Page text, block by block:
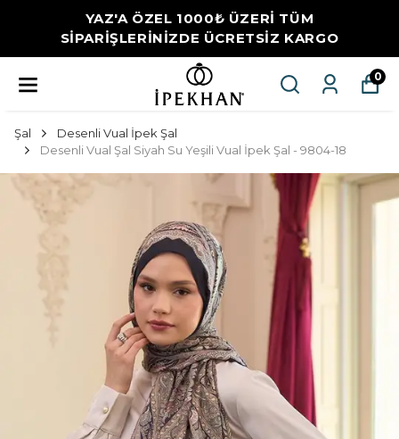
YAZ'A ÖZEL 1000₺ ÜZERİ TÜM
SİPARİŞLERİNİZDE ÜCRETSİZ KARGO
0
Şal
Desenli Vual İpek Şal
Desenli Vual Şal Siyah Su Yeşili Vual İpek Şal - 9804-18